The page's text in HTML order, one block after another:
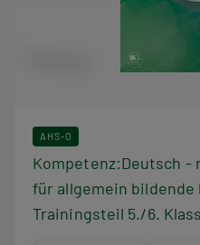
AHS-O
Kompetenz:Deutsch -
für allgemein bildende
Trainingsteil 5./6.